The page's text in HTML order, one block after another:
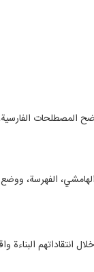
المصطلحات
الفهرسة، ووضع
البناءة